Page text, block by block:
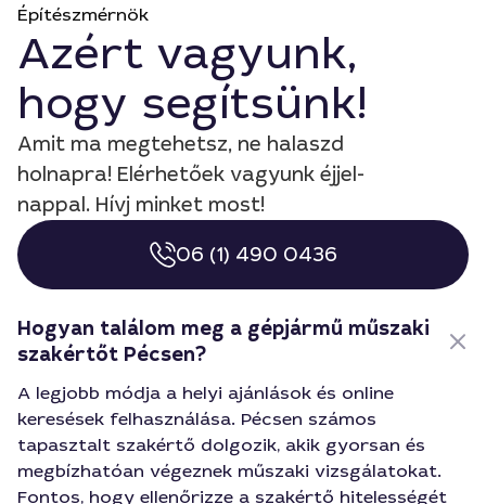
Építészmérnök
Azért vagyunk,
hogy segítsünk!
Amit ma megtehetsz, ne halaszd
holnapra! Elérhetőek vagyunk éjjel-
nappal. Hívj minket most!
06 (1) 490 0436
Hogyan találom meg a gépjármű műszaki
szakértőt Pécsen?
A legjobb módja a helyi ajánlások és online
keresések felhasználása. Pécsen számos
tapasztalt szakértő dolgozik, akik gyorsan és
megbízhatóan végeznek műszaki vizsgálatokat.
Fontos, hogy ellenőrizze a szakértő hitelességét